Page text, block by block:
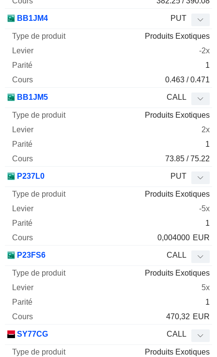
BB1JM4 PUT
Produits Exotiques
-2x
1
0.463 / 0.471
BB1JM5 CALL
Produits Exotiques
2x
1
73.85 / 75.22
P237L0 PUT
Produits Exotiques
-5x
1
0,004000 EUR
P23FS6 CALL
Produits Exotiques
5x
1
470,32 EUR
SY77CG CALL
Produits Exotiques